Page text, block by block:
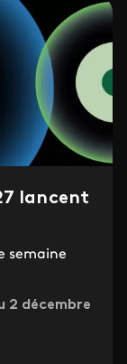
lancent
semaine
2 décembre